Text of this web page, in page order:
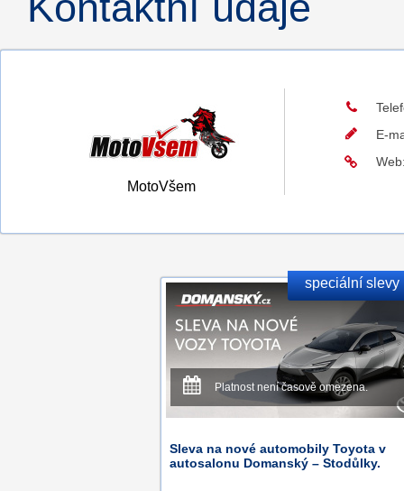
MotoVšem
E-
speciální slevy
Platnost není časově omezena.
Sleva na nové automobily Toyota v
autosalonu Domanský – Stodůlky.